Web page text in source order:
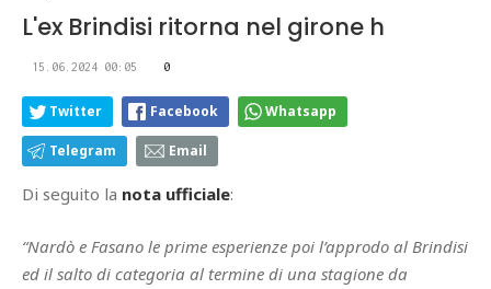
L'ex Brindisi ritorna nel girone h
15.06.2024 00:05 0
Twitter Facebook Whatsapp
Telegram Email
Di seguito la nota ufficiale:
“Nardò e Fasano le prime esperienze poi l’approdo al Brindisi
ed il salto di categoria al termine di una stagione da